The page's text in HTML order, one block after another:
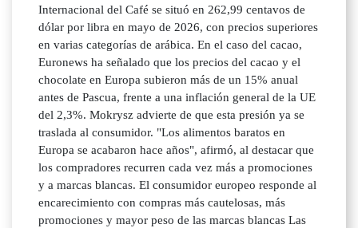
Internacional del Café se situó en 262,99 centavos de
dólar por libra en mayo de 2026, con precios superiores
en varias categorías de arábica. En el caso del cacao,
Euronews ha señalado que los precios del cacao y el
chocolate en Europa subieron más de un 15% anual
antes de Pascua, frente a una inflación general de la UE
del 2,3%. Mokrysz advierte de que esta presión ya se
traslada al consumidor. "Los alimentos baratos en
Europa se acabaron hace años", afirmó, al destacar que
los compradores recurren cada vez más a promociones
y a marcas blancas. El consumidor europeo responde al
encarecimiento con compras más cautelosas, más
promociones y mayor peso de las marcas blancas Las